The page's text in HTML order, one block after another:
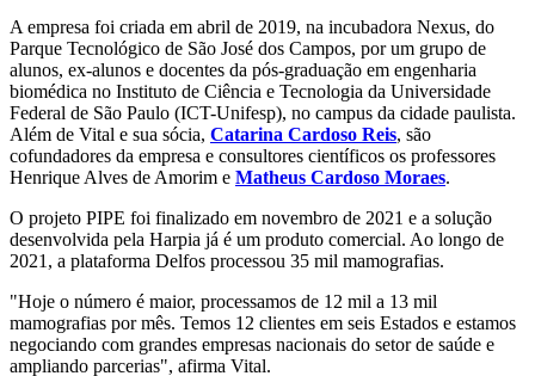
A empresa foi criada em abril de 2019, na incubadora Nexus, do
Parque Tecnológico de São José dos Campos, por um grupo de
alunos, ex-alunos e docentes da pós-graduação em engenharia
biomédica no Instituto de Ciência e Tecnologia da Universidade
Federal de São Paulo (ICT-Unifesp), no campus da cidade paulista.
Além de Vital e sua sócia, Catarina Cardoso Reis, são
cofundadores da empresa e consultores científicos os professores
Henrique Alves de Amorim e Matheus Cardoso Moraes.
O projeto PIPE foi finalizado em novembro de 2021 e a solução
desenvolvida pela Harpia já é um produto comercial. Ao longo de
2021, a plataforma Delfos processou 35 mil mamografias.
"Hoje o número é maior, processamos de 12 mil a 13 mil
mamografias por mês. Temos 12 clientes em seis Estados e estamos
negociando com grandes empresas nacionais do setor de saúde e
ampliando parcerias", afirma Vital.